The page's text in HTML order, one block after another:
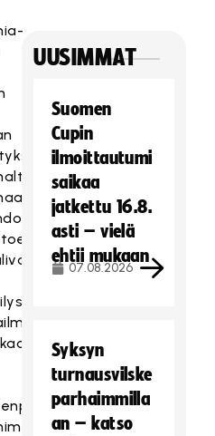
UUSIMMAT
Suomen
Cupin
ilmoittautumi
saikaa
jatkettu 16.8.
asti – vielä
ehtii mukaan
07.08.2026
Syksyn
turnausvilske
parhaimmilla
an – katso